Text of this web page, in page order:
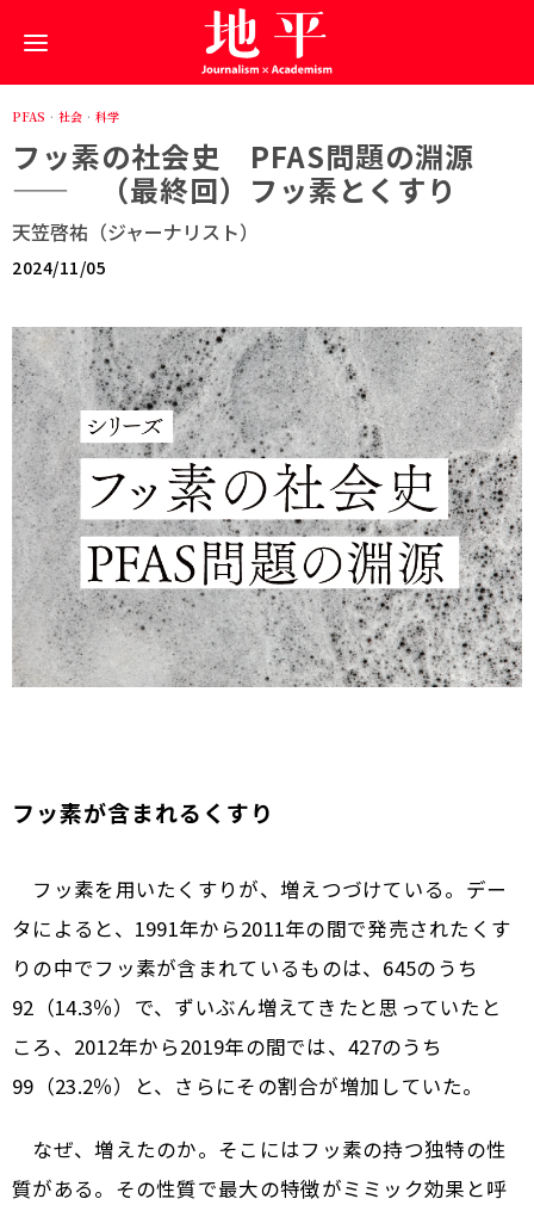
PFAS · 社会 · 科学
フッ素の社会史 PFAS問題の淵源
—— （最終回）フッ素とくすり
天笠啓祐（ジャーナリスト）
2024/11/05
フッ素が含まれるくすり
フッ素を用いたくすりが、増えつづけている。デー
タによると、1991年から2011年の間で発売されたくす
りの中でフッ素が含まれているものは、645のうち
92（14.3％）で、ずいぶん増えてきたと思っていたと
ころ、2012年から2019年の間では、427のうち
99（23.2％）と、さらにその割合が増加していた。
なぜ、増えたのか。そこにはフッ素の持つ独特の性
質がある。その性質で最大の特徴がミミック効果と呼